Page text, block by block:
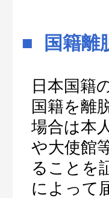
■ 国籍離
日本国籍
国籍を離
場合は本
や大使館
ることを
によって